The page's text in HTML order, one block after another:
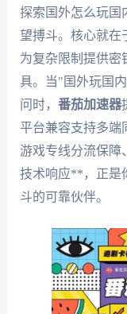
探索国外怎么玩国
望搏斗。核心就在
为复杂限制提供密
具。当"国外玩国
问时， 番茄加速器
平台兼容支持多端
游戏专线分流保障
技术响应**，正是
斗的可靠伙伴。